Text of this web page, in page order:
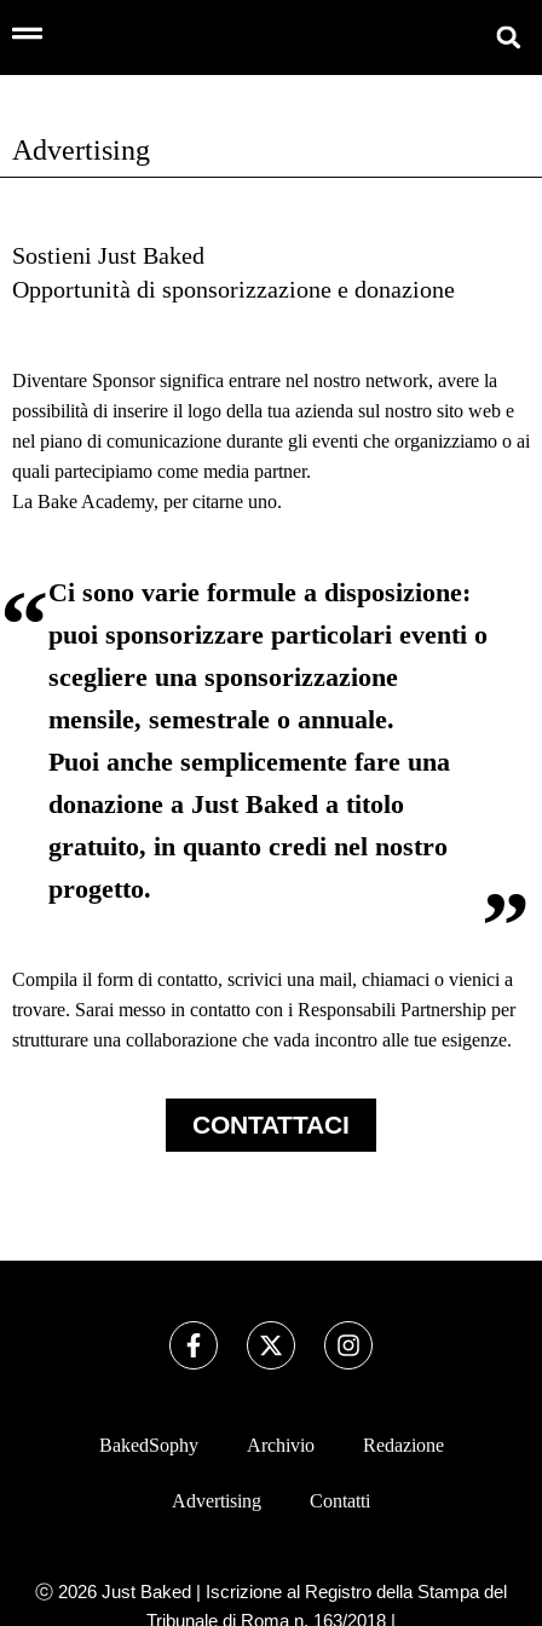
Advertising
Sostieni Just Baked
Opportunità di sponsorizzazione e donazione
Diventare Sponsor significa entrare nel nostro network, avere la
possibilità di inserire il logo della tua azienda sul nostro sito web e
nel piano di comunicazione durante gli eventi che organizziamo o ai
quali partecipiamo come media partner.
La Bake Academy, per citarne uno.
Ci sono varie formule a disposizione:
puoi sponsorizzare particolari eventi o
scegliere una sponsorizzazione
mensile, semestrale o annuale.
Puoi anche semplicemente fare una
donazione a Just Baked a titolo
gratuito, in quanto credi nel nostro
progetto.
Compila il form di contatto, scrivici una mail, chiamaci o vienici a
trovare. Sarai messo in contatto con i Responsabili Partnership per
strutturare una collaborazione che vada incontro alle tue esigenze.
CONTATTACI
BakedSophy Archivio Redazione
Advertising Contatti
ⓒ 2026 Just Baked | Iscrizione al Registro della Stampa del
Tribunale di Roma n. 163/2018 |